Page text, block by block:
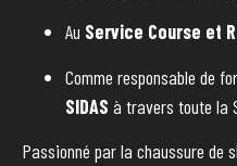
Au Service Course et
Comme responsable de
SIDAS à travers toute la
Passionné par la chaussure de